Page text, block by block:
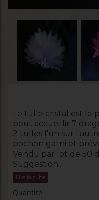
Le tulle cristal est le
peut accueillir 7
2 tulles l'un sur
pochon garni et
Vendu par lot de 50
Suggestion...
Lire la suite
Quantité